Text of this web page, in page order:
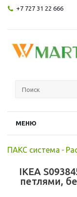
+7 727 31 22 666
МЕНЮ
ПАКС система -
IKEA
петлями,